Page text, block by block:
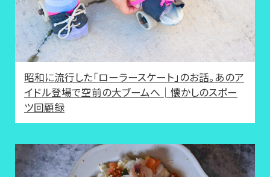
昭和に流行した「ローラースケート」のお話。あのア
イドル登場で空前の大ブームへ│懐かしのスポー
ツ回顧録